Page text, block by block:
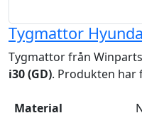
Tygmattor
Tygmattor från
i30 (GD). Produkten har
Material